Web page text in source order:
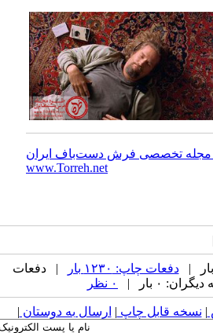
تخصصی فرش دست‌باف ایران
www.Torreh.net
دفعات چاپ: ۱۲۳۰ بار
| دفعات
۰ بار |
| نسخه قابل چاپ| ارسال به دوستان|